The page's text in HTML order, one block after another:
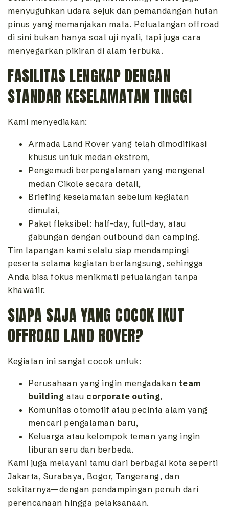
menyuguhkan udara sejuk dan pemandangan hutan
pinus yang memanjakan mata. Petualangan offroad
di sini bukan hanya soal uji nyali, tapi juga cara
menyegarkan pikiran di alam terbuka.
FASILITAS LENGKAP DENGAN
STANDAR KESELAMATAN TINGGI
Kami menyediakan:
Armada Land Rover yang telah dimodifikasi
khusus untuk medan ekstrem,
Pengemudi berpengalaman yang mengenal
medan Cikole secara detail,
Briefing keselamatan sebelum kegiatan
dimulai,
Paket fleksibel: half-day, full-day, atau
gabungan dengan outbound dan camping.
Tim lapangan kami selalu siap mendampingi
peserta selama kegiatan berlangsung, sehingga
Anda bisa fokus menikmati petualangan tanpa
khawatir.
SIAPA SAJA YANG COCOK IKUT
OFFROAD LAND ROVER?
Kegiatan ini sangat cocok untuk:
Perusahaan yang ingin mengadakan team
building atau corporate outing,
Komunitas otomotif atau pecinta alam yang
mencari pengalaman baru,
Keluarga atau kelompok teman yang ingin
liburan seru dan berbeda.
Kami juga melayani tamu dari berbagai kota seperti
Jakarta, Surabaya, Bogor, Tangerang, dan
sekitarnya—dengan pendampingan penuh dari
perencanaan hingga pelaksanaan.